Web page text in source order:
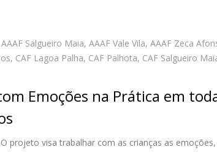
AAAF Salgueiro Maia, AAAF Vale Vila, AAAF Zeca
, CAF Lagoa Palha, CAF Palhota, CAF Salgueiro
Emoções na Prática em
projeto visa trabalhar com as crianças as